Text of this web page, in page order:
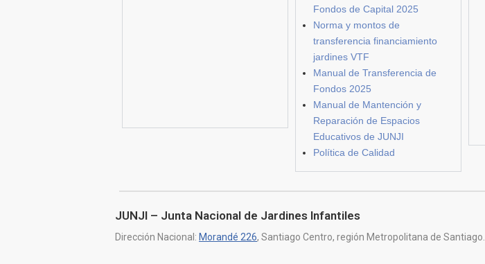
Fondos de Capital 2025
Norma y montos de
transferencia financiamiento
jardines VTF
Manual de Transferencia de
Fondos 2025
Manual de Mantención y
Reparación de Espacios
Educativos de JUNJI
Política de Calidad
JUNJI – Junta Nacional de Jardines Infantiles
Dirección Nacional: Morandé 226, Santiago Centro, región Metropolitana de Santiago.